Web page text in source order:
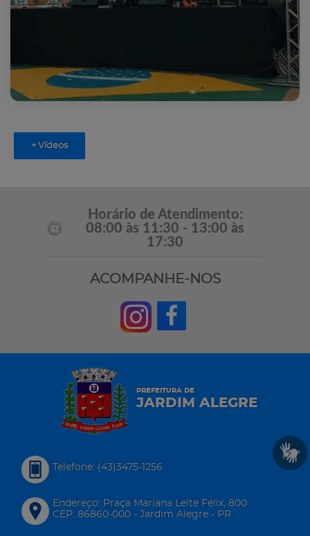
+ Vídeos
Horário de Atendimento:
08:00 às 11:30 - 13:00 às
17:30
ACOMPANHE-NOS
PREFEITURA DE
JARDIM ALEGRE
Telefone: (43)3475-1256
Endereço: Praça Mariana Leite Félix, 800
CEP: 86860-000 - Jardim Alegre - PR